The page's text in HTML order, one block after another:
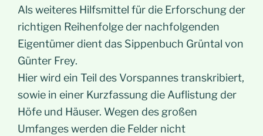
Als weiteres Hilfsmittel für die Erforschung der
richtigen Reihenfolge der nachfolgenden
Eigentümer dient das Sippenbuch Grüntal von
Günter Frey.
Hier wird ein Teil des Vorspannes transkribiert,
sowie in einer Kurzfassung die Auflistung der
Höfe und Häuser. Wegen des großen
Umfanges werden die Felder nicht